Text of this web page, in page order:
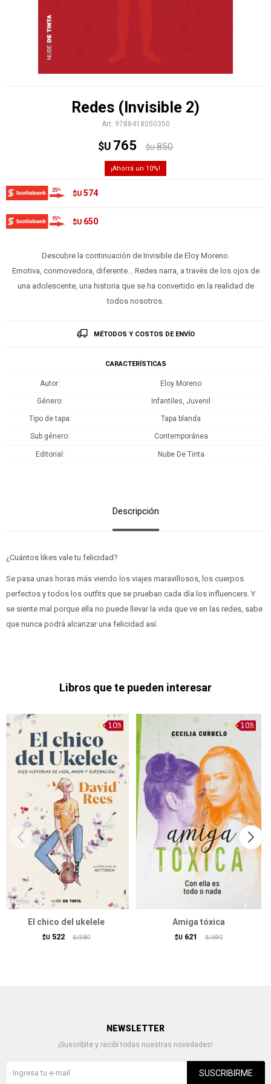
Redes (Invisible 2)
9788418050350
$U 765 $U 850
10
$U 574
$U 650
Descubre la continuación de Invisible de Eloy Moreno.
Emotiva, conmovedora, diferente... Redes narra, a través de los ojos de
una adolescente, una historia que se ha convertido en la realidad de
todos nosotros.
MÉTODOS Y COSTOS DE ENVÍO
CARACTERÍSTICAS
Autor Eloy Moreno
Género Infantiles, Juvenil
Tipo de tapa Tapa blanda
Sub género Contemporánea
Editorial Nube De Tinta
Descripción
¿Cuántos likes vale tu felicidad?
Se pasa unas horas más viendo los viajes maravillosos, los cuerpos
perfectos y todos los outfits que se prueban cada día los influencers. Y
se siente mal porque ella no puede llevar la vida que ve en las redes, sabe
que nunca podrá alcanzar una felicidad así.
Libros que te pueden interesar
El chico del ukelele
$U 522 $U 580
Amiga tóxica
$U 621 $U 690
NEWSLETTER
¡Suscribite y recibí todas nuestras novedades!
SUSCRIBIRME